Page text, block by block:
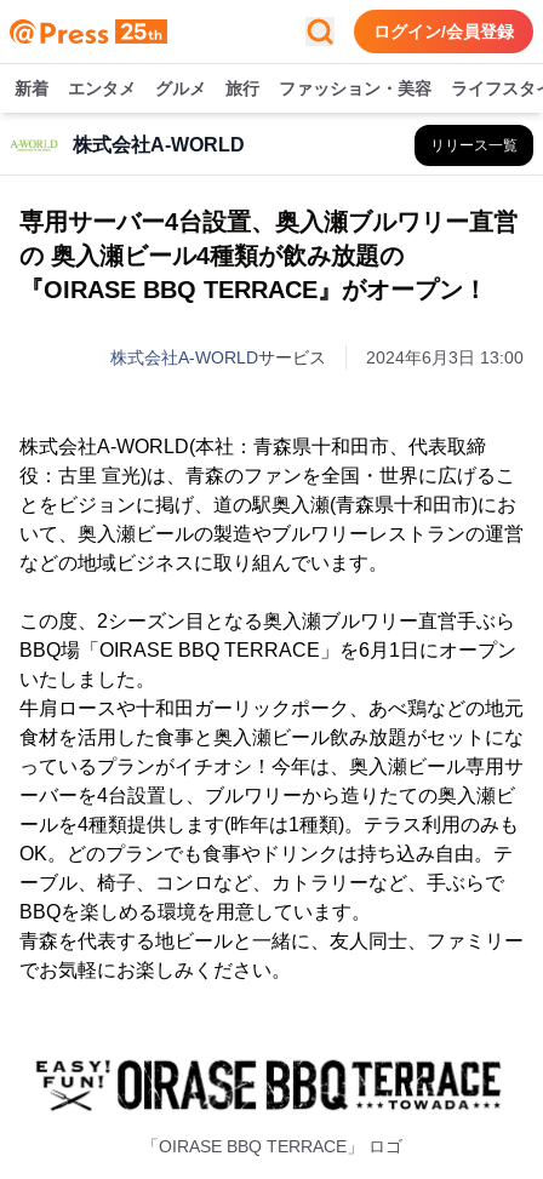
ログイン/会員登録
新着 エンタメ グルメ 旅行 ファッション・美容 ライフスタ
株式会社A-WORLD リリース一覧
専用サーバー4台設置、奥入瀬ブルワリー直営
の 奥入瀬ビール4種類が飲み放題の
『OIRASE BBQ TERRACE』がオープン！
株式会社A-WORLDサービス 2024年6月3日 13:00
株式会社A-WORLD(本社：青森県十和田市、代表取締
役：古里 宣光)は、青森のファンを全国・世界に広げるこ
とをビジョンに掲げ、道の駅奥入瀬(青森県十和田市)にお
いて、奥入瀬ビールの製造やブルワリーレストランの運営
などの地域ビジネスに取り組んでいます。
この度、2シーズン目となる奥入瀬ブルワリー直営手ぶら
BBQ場「OIRASE BBQ TERRACE」を6月1日にオープン
いたしました。
牛肩ロースや十和田ガーリックポーク、あべ鶏などの地元
食材を活用した食事と奥入瀬ビール飲み放題がセットにな
っているプランがイチオシ！今年は、奥入瀬ビール専用サ
ーバーを4台設置し、ブルワリーから造りたての奥入瀬ビ
ールを4種類提供します(昨年は1種類)。テラス利用のみも
OK。どのプランでも食事やドリンクは持ち込み自由。テ
ーブル、椅子、コンロなど、カトラリーなど、手ぶらで
BBQを楽しめる環境を用意しています。
青森を代表する地ビールと一緒に、友人同士、ファミリー
でお気軽にお楽しみください。
「OIRASE BBQ TERRACE」 ロゴ